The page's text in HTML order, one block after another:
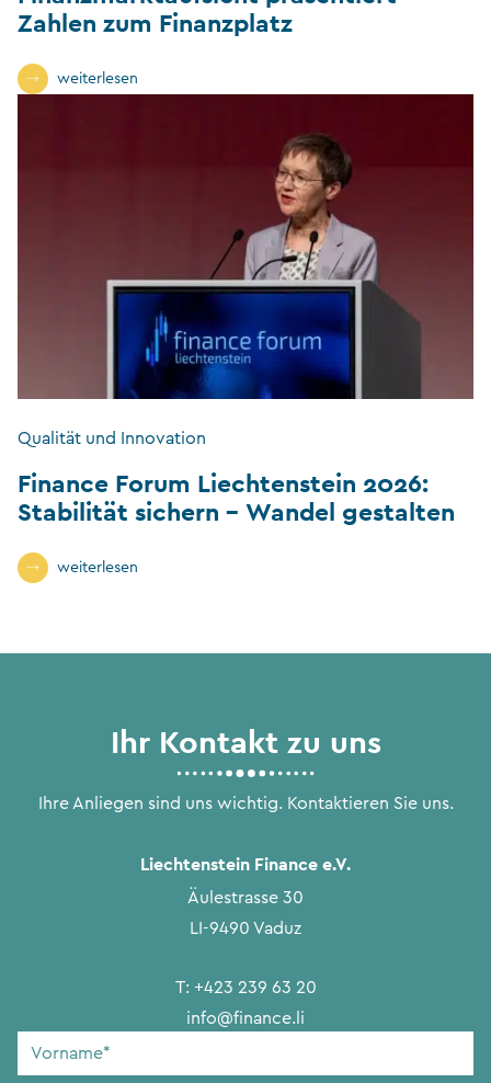
Zahlen zum Finanzplatz
weiterlesen
Qualität und Innovation
Finance Forum Liechtenstein 2026:
Stabilität sichern – Wandel gestalten
weiterlesen
Ihr Kontakt zu uns
Ihre Anliegen sind uns wichtig. Kontaktieren Sie uns.
Liechtenstein Finance e.V.
Äulestrasse 30
LI-9490 Vaduz
T: +423 239 63 20
info@finance.li
Vorname